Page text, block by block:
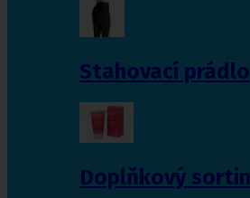
Stahovací prádlo
Doplňkový